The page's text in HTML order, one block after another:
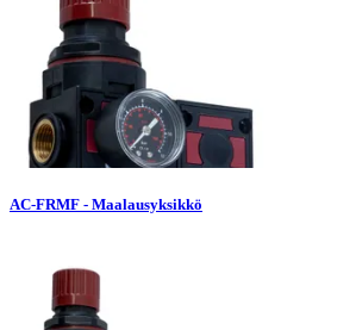
AC-FRMF - Maalausyksikkö